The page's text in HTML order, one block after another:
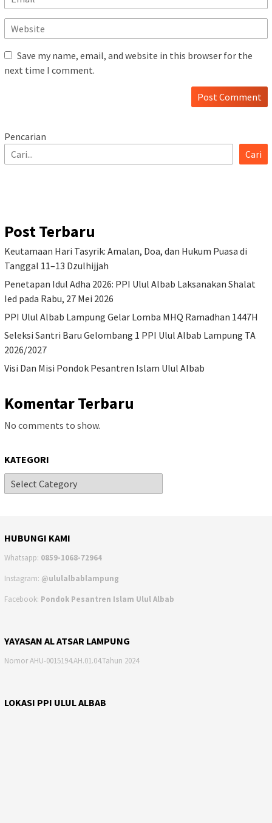
Save my name, email, and website in this browser for the
next time I comment.
Pencarian
Cari
Post Terbaru
Keutamaan Hari Tasyrik: Amalan, Doa, dan Hukum Puasa di
Tanggal 11–13 Dzulhijjah
Penetapan Idul Adha 2026: PPI Ulul Albab Laksanakan Shalat
Ied pada Rabu, 27 Mei 2026
PPI Ulul Albab Lampung Gelar Lomba MHQ Ramadhan 1447H
Seleksi Santri Baru Gelombang 1 PPI Ulul Albab Lampung TA
2026/2027
Visi Dan Misi Pondok Pesantren Islam Ulul Albab
Komentar Terbaru
No comments to show.
KATEGORI
HUBUNGI KAMI
Whatsapp: 0859-1068-72964
Instagram: @ululalbablampung
Facebook: Pondok Pesantren Islam Ulul Albab
YAYASAN AL ATSAR LAMPUNG
Nomor AHU-0015194.AH.01.04.Tahun 2024
LOKASI PPI ULUL ALBAB